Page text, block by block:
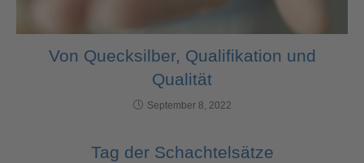
Von Quecksilber, Qualifikation und
Qualität
September 8, 2022
Tag der Schachtelsätze